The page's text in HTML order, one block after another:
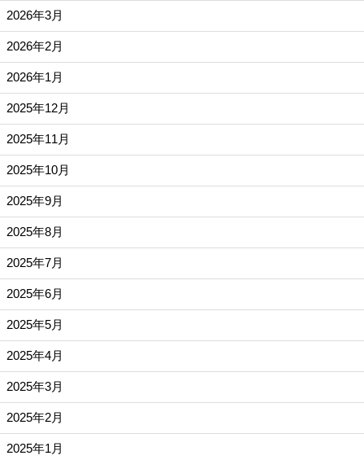
2026年3月
2026年2月
2026年1月
2025年12月
2025年11月
2025年10月
2025年9月
2025年8月
2025年7月
2025年6月
2025年5月
2025年4月
2025年3月
2025年2月
2025年1月